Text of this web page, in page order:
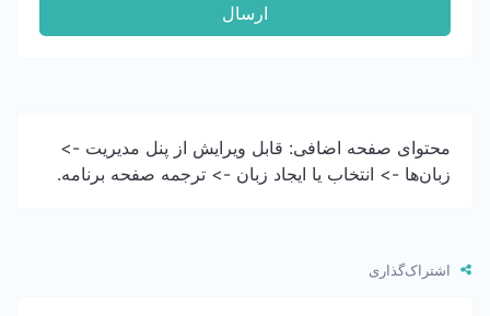
ارسال
محتوای صفحه اضافی: قابل ویرایش از پنل مدیریت ->
زبان‌ها -> انتخاب یا ایجاد زبان -> ترجمه صفحه برنامه.
اشتراک‌گذاری